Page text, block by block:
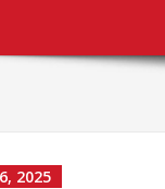
2025